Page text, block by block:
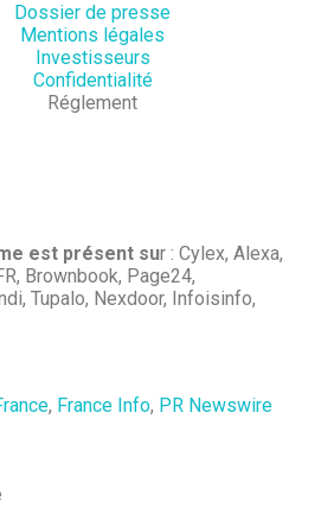
Dossier de presse
Mentions légales
Investisseurs
Confidentialité
Réglement
est présent sur : Cylex, Alexa,
Brownbook, Page24,
Tupalo, Nexdoor, Infoisinfo,
, France Info, PR Newswire